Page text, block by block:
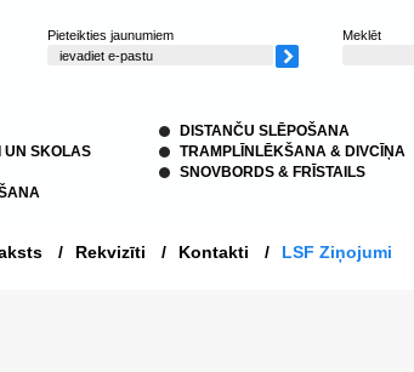
Pieteikties jaunumiem Meklēt
UN SKOLAS
DISTANČU SLĒPOŠANA
TRAMPLĪNLĒKŠANA & DIVCĪŅA
SNOVBORDS & FRĪSTAILS
/ Rekvizīti / Kontakti / LSF Ziņojumi